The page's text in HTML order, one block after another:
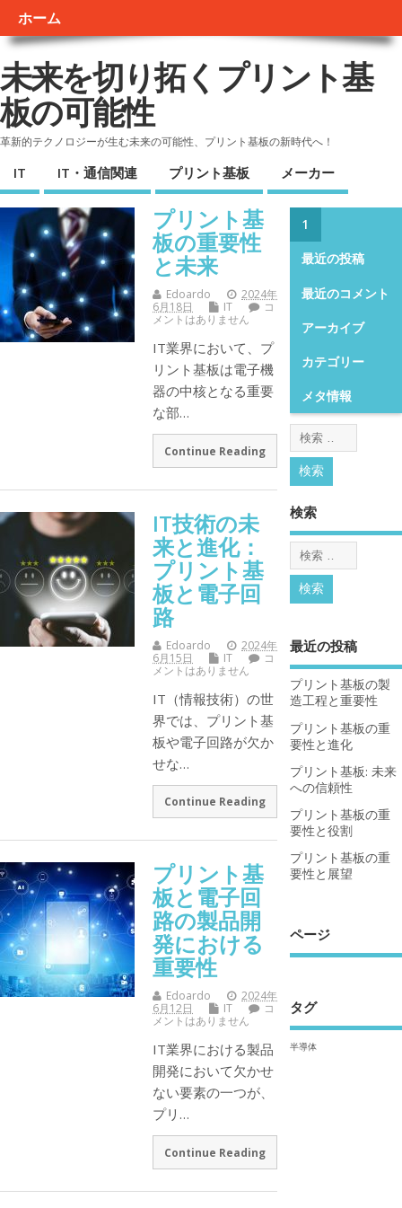
ホーム
未来を切り拓くプリント基
板の可能性
革新的テクノロジーが生む未来の可能性、プリント基板の新時代へ！
IT IT・通信関連 プリント基板 メーカー
プリント基
板の重要性
と未来
Edoardo
2024年
6月18日
IT
コ
メントはありません
IT業界において、プ
リント基板は電子機
器の中核となる重要
な部…
Continue Reading
IT技術の未
来と進化：
プリント基
板と電子回
路
Edoardo
2024年
6月15日
IT
コ
メントはありません
IT（情報技術）の世
界では、プリント基
板や電子回路が欠か
せな…
Continue Reading
プリント基
板と電子回
路の製品開
発における
重要性
Edoardo
2024年
6月12日
IT
コ
メントはありません
IT業界における製品
開発において欠かせ
ない要素の一つが、
プリ…
Continue Reading
1
最近の投稿
最近のコメント
アーカイブ
カテゴリー
メタ情報
検索
最近の投稿
プリント基板の製
造工程と重要性
プリント基板の重
要性と進化
プリント基板: 未来
への信頼性
プリント基板の重
要性と役割
プリント基板の重
要性と展望
ページ
タグ
半導体